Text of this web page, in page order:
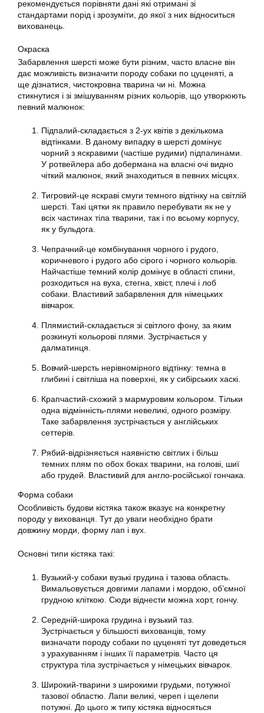
рекомендується порівняти дані які отримані зі
стандартами порід і зрозуміти, до якої з них відноситься
вихованець.
Окраска
Забарвлення шерсті може бути різним, часто власне він
дає можливість визначити породу собаки по цуценяті, а
ще дізнатися, чистокровна тварина чи ні. Можна
стикнутися і зі змішуванням різних кольорів, що утворюють
певний малюнок:
Підпалий-складається з 2-ух квітів з декількома
відтінками. В даному випадку в шерсті домінує
чорний з яскравими (частіше рудими) підпалинами.
У ротвейлера або добермана на власні очі видно
чіткий малюнок, який знаходиться в певних місцях.
Тигровий-це яскраві смуги темного відтінку на світлій
шерсті. Такі цятки як правило перебувати як не у
всіх частинах тіла тварини, так і по всьому корпусу,
як у бульдога.
Чепрачний-це комбінування чорного і рудого,
коричневого і рудого або сірого і чорного кольорів.
Найчастіше темний колір домінує в області спини,
розходиться на вуха, стегна, хвіст, плечі і лоб
собаки. Властивий забарвлення для німецьких
вівчарок.
Плямистий-складається зі світлого фону, за яким
розкинуті кольорові плями. Зустрічається у
далматинця.
Вовчий-шерсть нерівномірного відтінку: темна в
глибині і світліша на поверхні, як у сибірських хаскі.
Крапчастий-схожий з мармуровим кольором. Тільки
одна відмінність-плями невеликі, одного розміру.
Таке забарвлення зустрічається у англійських
сеттерів.
Рябий-відрізняється наявністю світлих і більш
темних плям по обох боках тварини, на голові, шиї
або грудей. Властивий для англо-російської гончака.
Форма собаки
Особливість будови кістяка також вказує на конкретну
породу у вихованця. Тут до уваги необхідно брати
довжину морди, форму лап і вух.
Основні типи кістяка такі:
Вузький-у собаки вузькі грудина і тазова область.
Вимальовується довгими лапами і мордою, об’ємної
грудною кліткою. Сюди віднести можна хорт, гончу.
Середній-широка грудина і вузький таз.
Зустрічається у більшості вихованців, тому
визначати породу собаки по цуценяті тут доведеться
з урахуванням і інших її параметрів. Часто ця
структура тіла зустрічається у німецьких вівчарок.
Широкий-тварини з широкими грудьми, потужної
тазової областю. Лапи великі, череп і щелепи
потужні. До цього ж типу кістяка відносяться